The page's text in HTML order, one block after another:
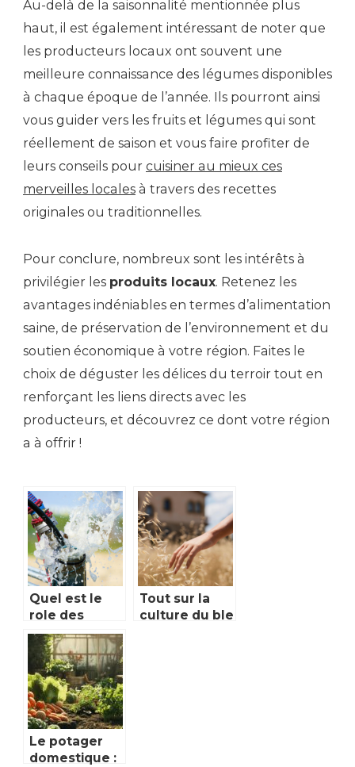
Au-delà de la saisonnalité mentionnée plus
haut, il est également intéressant de noter que
les producteurs locaux ont souvent une
meilleure connaissance des légumes disponibles
à chaque époque de l’année. Ils pourront ainsi
vous guider vers les fruits et légumes qui sont
réellement de saison et vous faire profiter de
leurs conseils pour cuisiner au mieux ces
merveilles locales à travers des recettes
originales ou traditionnelles.
Pour conclure, nombreux sont les intérêts à
privilégier les produits locaux. Retenez les
avantages indéniables en termes d’alimentation
saine, de préservation de l’environnement et du
soutien économique à votre région. Faites le
choix de déguster les délices du terroir tout en
renforçant les liens directs avec les
producteurs, et découvrez ce dont votre région
a à offrir !
Quel est le
role des
sourcier, un
professionnel
indispensable
pour un
forage de
puits a
Bordeaux et
en Gironde ?
Tout sur la
culture du ble
Le potager
domestique :